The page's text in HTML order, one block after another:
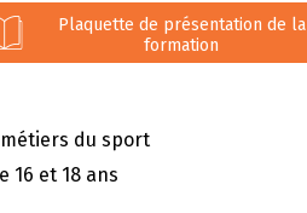
Plaquette de présentation de la
formation
du sport
16 et 18 ans